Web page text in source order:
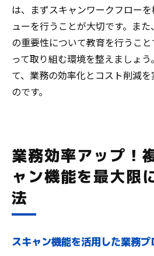
は、まずスキャンワークフロー
ューを行うことが大切です。ま
の重要性について教育を行うこ
って取り組む環境を整えましょ
て、業務の効率化とコスト削減
のです。
業務効率アップ！
ャン機能を最大限
法
スキャン機能を活用した業務